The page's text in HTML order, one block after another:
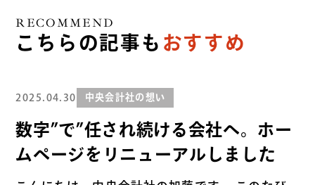
こちらの記事も おすすめ
RECOMMEND
2025.04.30 中央会計社の想い
数字”で”任され続ける会社へ。ホー
ムページをリニューアルしました